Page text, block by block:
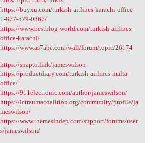
https://buyxu.com/turkish-airlines-karachi-office-
1-877-579-0367/
https://www.bestblog-world.com/turkish-airlines-
office-karachi/
https://www.as7abe.com/wall/forum/topic/26174
https://snapto.link/jameswilson
https://productdiary.com/turkish-airlines-malta-
office/
https://911electronic.com/author/jameswilson/
https://lctraumacoalition.org/community/profile/ja
meswilson/
https://www.themesindep.com/support/forums/user
s/jameswilson/